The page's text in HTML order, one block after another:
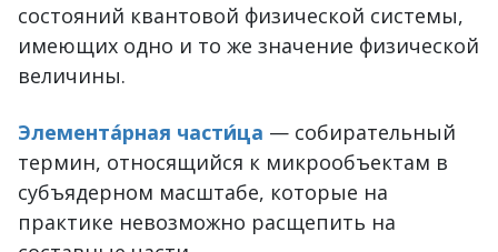
состояний квантовой физической системы,
имеющих одно и то же значение физической
величины.
Элемента́рная части́ца — собирательный
термин, относящийся к микрообъектам в
субъядерном масштабе, которые на
практике невозможно расщепить на